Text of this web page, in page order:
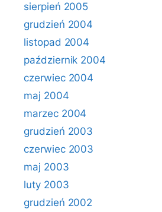
sierpień 2005
grudzień 2004
listopad 2004
październik 2004
czerwiec 2004
maj 2004
marzec 2004
grudzień 2003
czerwiec 2003
maj 2003
luty 2003
grudzień 2002